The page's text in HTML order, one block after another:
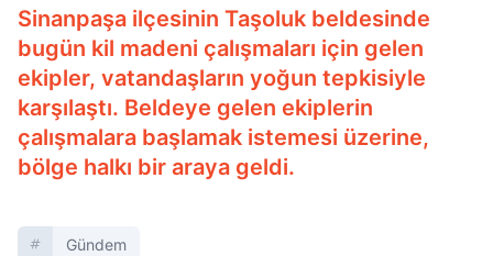
Sinanpaşa ilçesinin Taşoluk beldesinde
bugün kil madeni çalışmaları için gelen
ekipler, vatandaşların yoğun tepkisiyle
karşılaştı. Beldeye gelen ekiplerin
çalışmalara başlamak istemesi üzerine,
bölge halkı bir araya geldi.
Gündem